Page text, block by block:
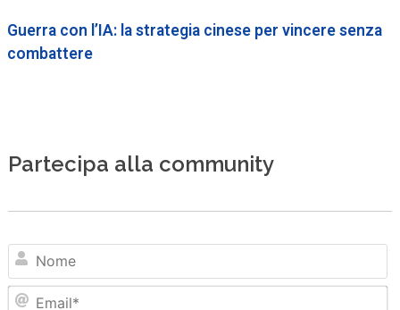
Guerra con l’IA: la strategia cinese per vincere senza
combattere
Partecipa alla community